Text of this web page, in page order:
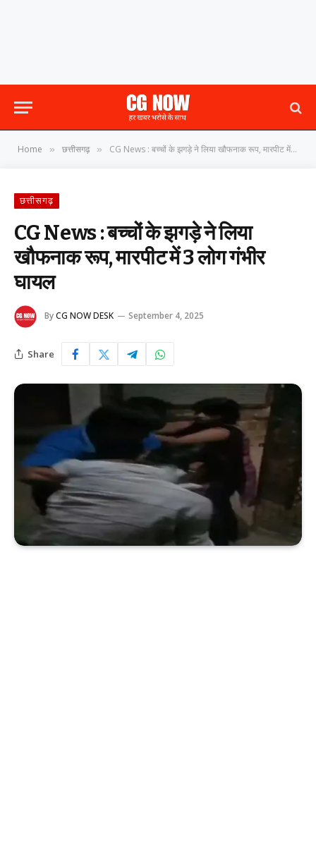
Home » छत्तीसगढ़ » CG News : बच्चों के झगड़े ने लिया खौफनाक रूप, मारपीट में 3 लोग गंभीर घायल
छत्तीसगढ़
CG News : बच्चों के झगड़े ने लिया
खौफनाक रूप, मारपीट में 3 लोग गंभीर
घायल
ByCG NOW DESK September 4, 2025
Share